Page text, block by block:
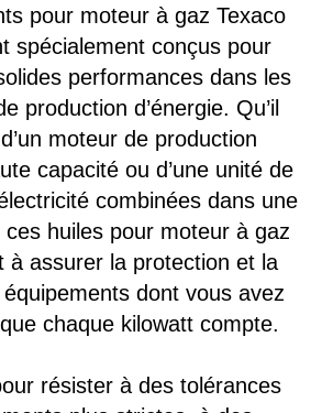
pour moteur à gaz Texaco
spécialement conçus pour
performances dans les
production d’énergie. Qu’il
moteur de production
capacité ou d’une unité de
combinées dans une
ces huiles pour moteur à gaz
à assurer la protection et la
dont vous avez
chaque kilowatt compte.
résister à des tolérances